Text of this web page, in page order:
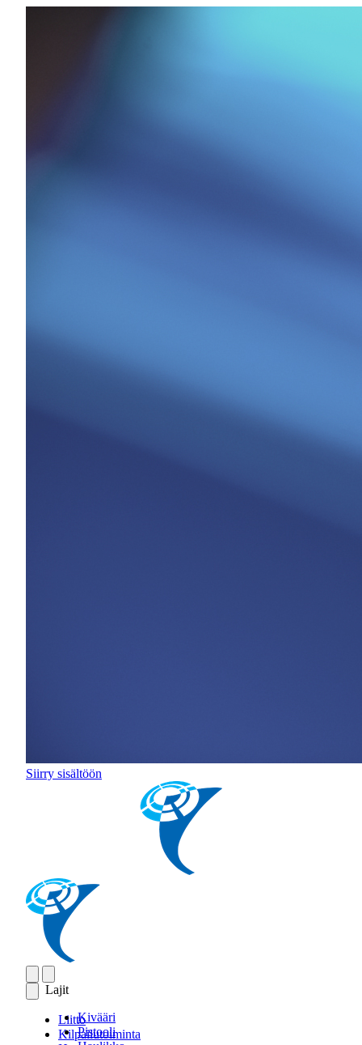
Siirry sisältöön
Lajit
Kivääri
Pistooli
Liitto
Kilpailutoiminta